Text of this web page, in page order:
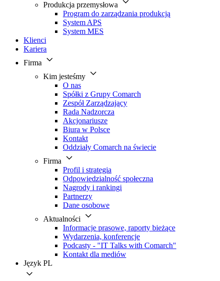
Produkcja przemysłowa
Program do zarządzania produkcją
System APS
System MES
Klienci
Kariera
Firma
Kim jesteśmy
O nas
Spółki z Grupy Comarch
Zespół Zarządzający
Rada Nadzorcza
Akcjonariusze
Biura w Polsce
Kontakt
Oddziały Comarch na świecie
Firma
Profil i strategia
Odpowiedzialność społeczna
Nagrody i rankingi
Partnerzy
Dane osobowe
Aktualności
Informacje prasowe, raporty bieżące
Wydarzenia, konferencje
Podcasty - "IT Talks with Comarch"
Kontakt dla mediów
Język PL